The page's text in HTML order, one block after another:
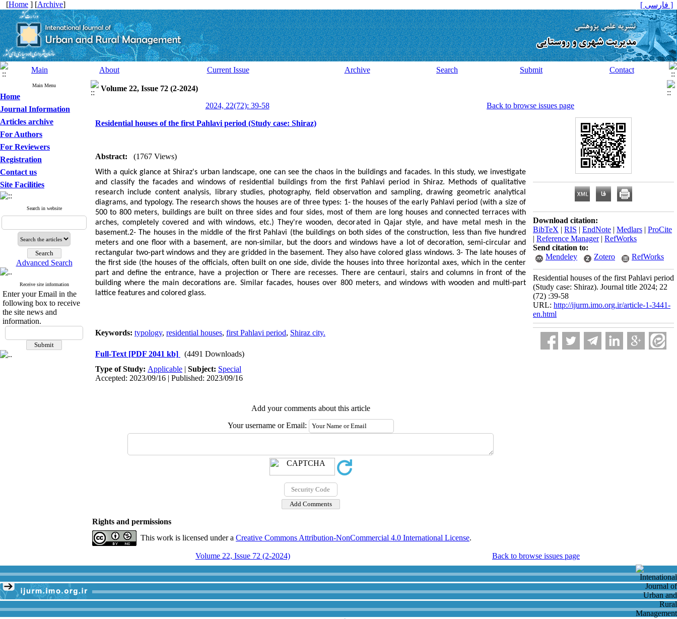
[Home ] [Archive] [ فارسی ]
Main About Current Issue Archive Search Submit Contact
Main Menu
Home
Journal Information
Articles archive
For Authors
For Reviewers
Registration
Contact us
Site Facilities
Search in website
Advanced Search
Receive site information
Enter your Email in the
following box to receive
the site news and
information.
Volume 22, Issue 72 (2-2024)
2024, 22(72): 39-58
Back to browse issues page
Residential houses of the first Pahlavi period (Study case: Shiraz)
Abstract: (1767 Views)
With a quick glance at Shiraz's urban landscape, one can see the chaos in the buildings and facades. In this study, we investigate
and classify the facades and windows of residential buildings from the first Pahlavi period in Shiraz. Methods of qualitative
research include content analysis, library studies, photography, field observation and sampling, drawing geometric analytical
diagrams, and typology. The research shows the houses are of three types: 1- the houses of the early Pahlavi period (with a size of
500 to 800 meters, buildings are built on three sides and four sides, most of them are long houses and connected terraces with
arches, completely covered and with windows, etc.) They're wooden, decorated in Qajar style, and have metal mesh in the
basement.2- The houses in the middle of the first Pahlavi (the buildings on both sides of the construction, less than five hundred
meters and one floor with a basement, are non-similar, but the doors and windows have a lot of decoration, semi-circular and
rectangular two-part windows and they are gridded in the basement. They also have colored glass windows. 3- The late houses of
the first side (the houses of the officials, often built on one side, divide the houses into three horizontal axes, which in the center
part and define the entrance, have a projection or There are recesses. There are centauri, stairs and columns in front of the
building where the main decorations are. Similar facades, houses over 800 meters, and windows with wooden and multi-part
lattice features and colored glass.
Keywords: typology, residential houses, first Pahlavi period, Shiraz city.
Full-Text [PDF 2041 kb]
(4491 Downloads)
Type of Study: Applicable | Subject: Special
Accepted: 2023/09/16 | Published: 2023/09/16
Add your comments about this article
Your username or Email:
Download citation:
BibTeX | RIS | EndNote | Medlars | ProCite
| Reference Manager| RefWorks
Send citation to:
Mendeley
Zotero RefWorks
Residential houses of the first Pahlavi period
(Study case: Shiraz). Journal title 2024; 22
(72) :39-58
URL: http://ijurm.imo.org.ir/article-1-3441-
en.html
Rights and permissions
This work is licensed under a Creative Commons Attribution-NonCommercial 4.0 International License.
Volume 22, Issue 72 (2-2024) Back to browse issues page